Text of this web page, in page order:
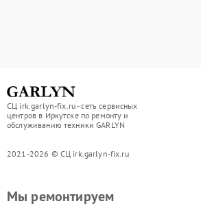
СЦ irk.garlyn-fix.ru - сеть сервисных
центров в Иркутске по ремонту и
обслуживанию техники GARLYN
2021-2026 © СЦ irk.garlyn-fix.ru
Мы ремонтируем